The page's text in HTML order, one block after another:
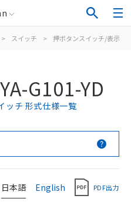
> スイッチ > 押ボタンスイッチ/表示灯
G101-YD
ッチ 形式仕様一覧
日本語 English PDF出力